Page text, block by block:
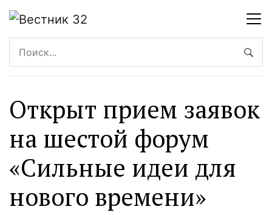
Открыт прием заявок
на шестой форум
«Сильные идеи для
нового времени»